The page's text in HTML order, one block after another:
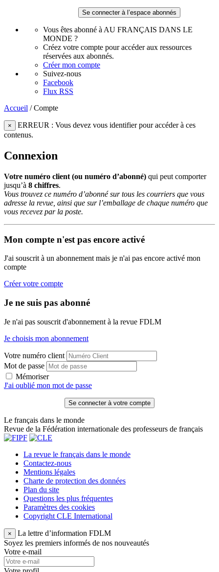
Vous êtes abonné à AU FRANÇAIS DANS LE
MONDE ?
Créez votre compte pour accéder aux ressources
réservées aux abonnés.
Créer mon compte
Suivez-nous
Facebook
Flux RSS
Accueil /Compte
×
ERREUR : Vous devez vous identifier pour accéder à ces
contenus.
Connexion
Votre numéro client (ou numéro d’abonné) qui peut comporter
jusqu’à 8 chiffres.
Vous trouvez ce numéro d’abonné sur tous les courriers que vous
adresse la revue, ainsi que sur l’emballage de chaque numéro que
vous recevez par la poste.
Mon compte n'est pas encore activé
J'ai souscrit à un abonnement mais je n'ai pas encore activé mon
compte
Créer votre compte
Je ne suis pas abonné
Je n'ai pas souscrit d'abonnement à la revue FDLM
Je choisis mon abonnement
Votre numéro client
Mot de passe
Mémoriser
J'ai oublié mon mot de passe
Le français dans le monde
Revue de la Fédération internationale des professeurs de français
La revue le français dans le monde
Contactez-nous
Mentions légales
Charte de protection des données
Plan du site
Questions les plus fréquentes
Paramètres des cookies
Copyright CLE International
×
La lettre d’information FDLM
Soyez les premiers informés de nos nouveautés
Votre e-mail